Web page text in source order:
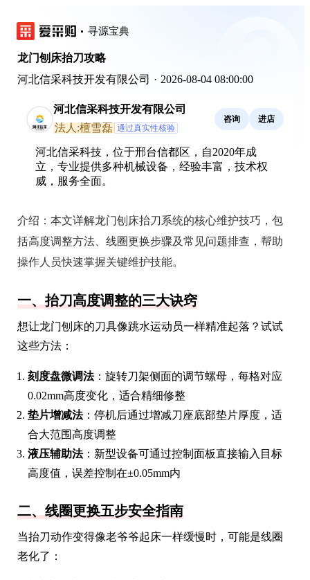
寻源宝典
龙门刨床抬刀攻略
河北信采科技开发有限公司 · 2026-08-04 08:00:00
河北信采科技开发有限公司
法人:檀雪磊 通过真实性核验
咨询 进店
河北信采科技，位于邢台信都区，自2020年成
立，专业提供多种机械设备，经验丰富，技术权
威，服务全面。
介绍： 本文详解龙门刨床抬刀系统的核心维护技巧，包
括高度调整方法、线圈更换步骤及常见问题排查，帮助
操作人员快速掌握关键维护技能。
一、抬刀高度调整的三大诀窍
想让龙门刨床的刀具像跳水运动员一样精准起落？试试
这些方法：
刻度盘微调法：旋转刀架侧面的调节螺母，每格对应
0.02mm高度变化，适合精细修整
垫片增减法：停机后通过增减刀座底部垫片厚度，适
合大范围高度调整
液压辅助法：新型设备可通过控制面板直接输入目标
高度值，误差控制在±0.05mm内
二、线圈更换五步安全指南
当抬刀动作变得像老爷爷起床一样缓慢时，可能是线圈
老化了：